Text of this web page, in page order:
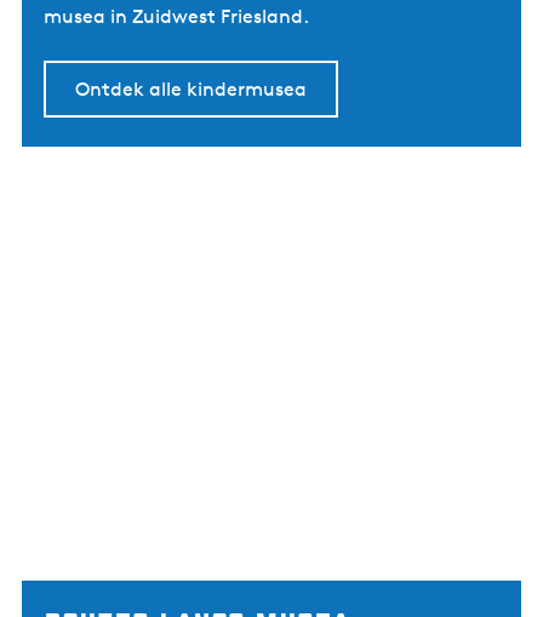
musea in Zuidwest Friesland.
Ontdek alle kindermusea